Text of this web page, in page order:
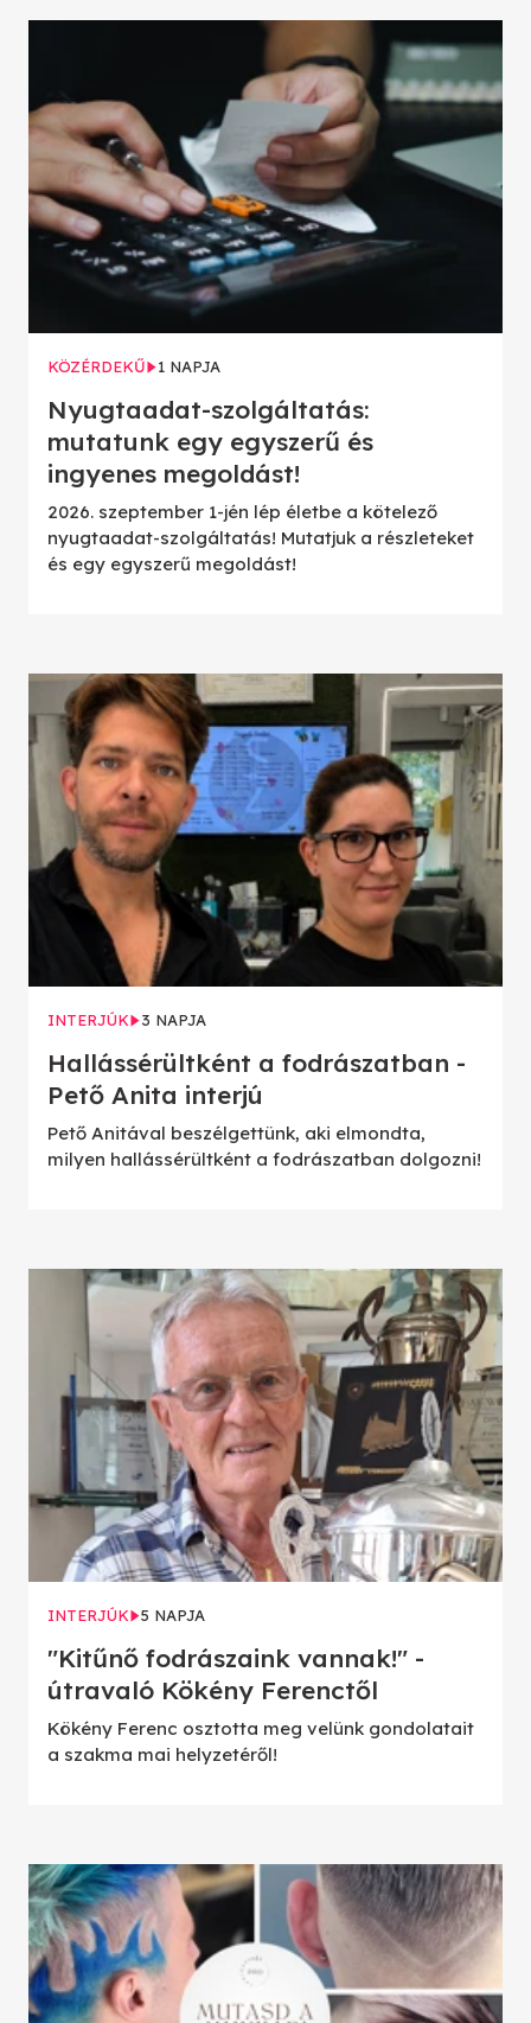
KÖZÉRDEKŰ 1 NAPJA
Nyugtaadat-szolgáltatás:
mutatunk egy egyszerű és
ingyenes megoldást!
2026. szeptember 1-jén lép életbe a kötelező
nyugtaadat-szolgáltatás! Mutatjuk a részleteket
és egy egyszerű megoldást!
INTERJÚK 3 NAPJA
Hallássérültként a fodrászatban -
Pető Anita interjú
Pető Anitával beszélgettünk, aki elmondta,
milyen hallássérültként a fodrászatban dolgozni!
INTERJÚK 5 NAPJA
"Kitűnő fodrászaink vannak!" -
útravaló Kökény Ferenctől
Kökény Ferenc osztotta meg velünk gondolatait
a szakma mai helyzetéről!